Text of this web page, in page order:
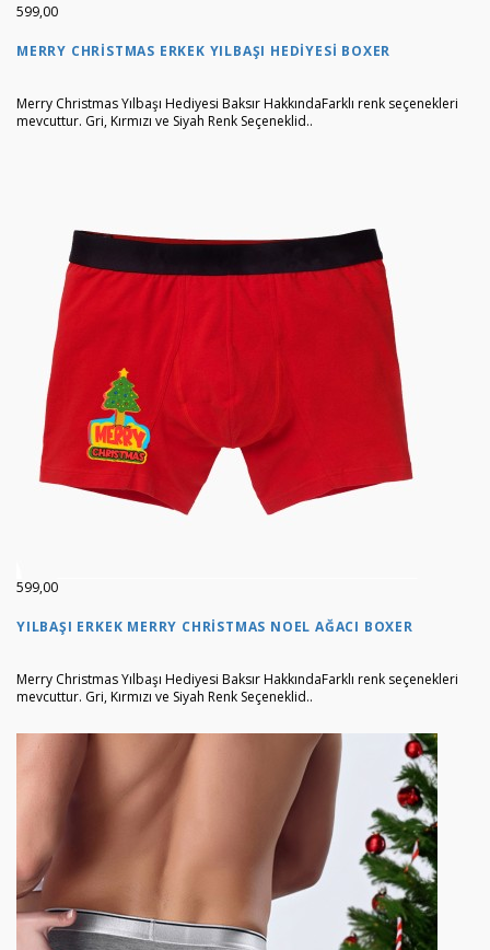
599,00
MERRY CHRISTMAS ERKEK YILBAŞI HEDIYESI BOXER
Merry Christmas Yılbaşı Hediyesi Baksır HakkındaFarklı renk seçenekleri
mevcuttur. Gri, Kırmızı ve Siyah Renk Seçeneklid..
599,00
YILBAŞI ERKEK MERRY CHRISTMAS NOEL AĞACI BOXER
Merry Christmas Yılbaşı Hediyesi Baksır HakkındaFarklı renk seçenekleri
mevcuttur. Gri, Kırmızı ve Siyah Renk Seçeneklid..